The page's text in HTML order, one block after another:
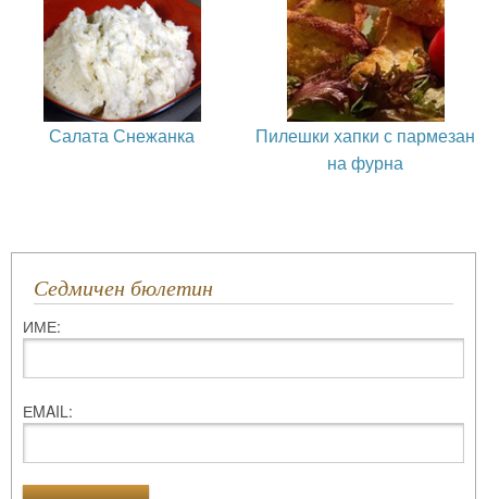
Салата Снежанка
Пилешки хапки с пармезан
на фурна
Седмичен бюлетин
ИМЕ:
ЕMAIL: